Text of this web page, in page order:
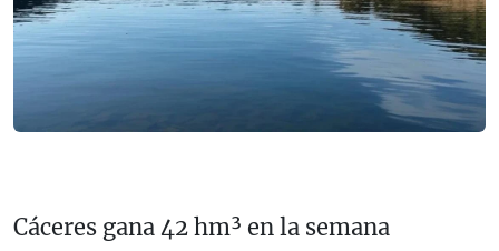
Cáceres gana 42 hm³ en la semana